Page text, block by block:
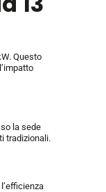
Questo
la sede
tradizionali.